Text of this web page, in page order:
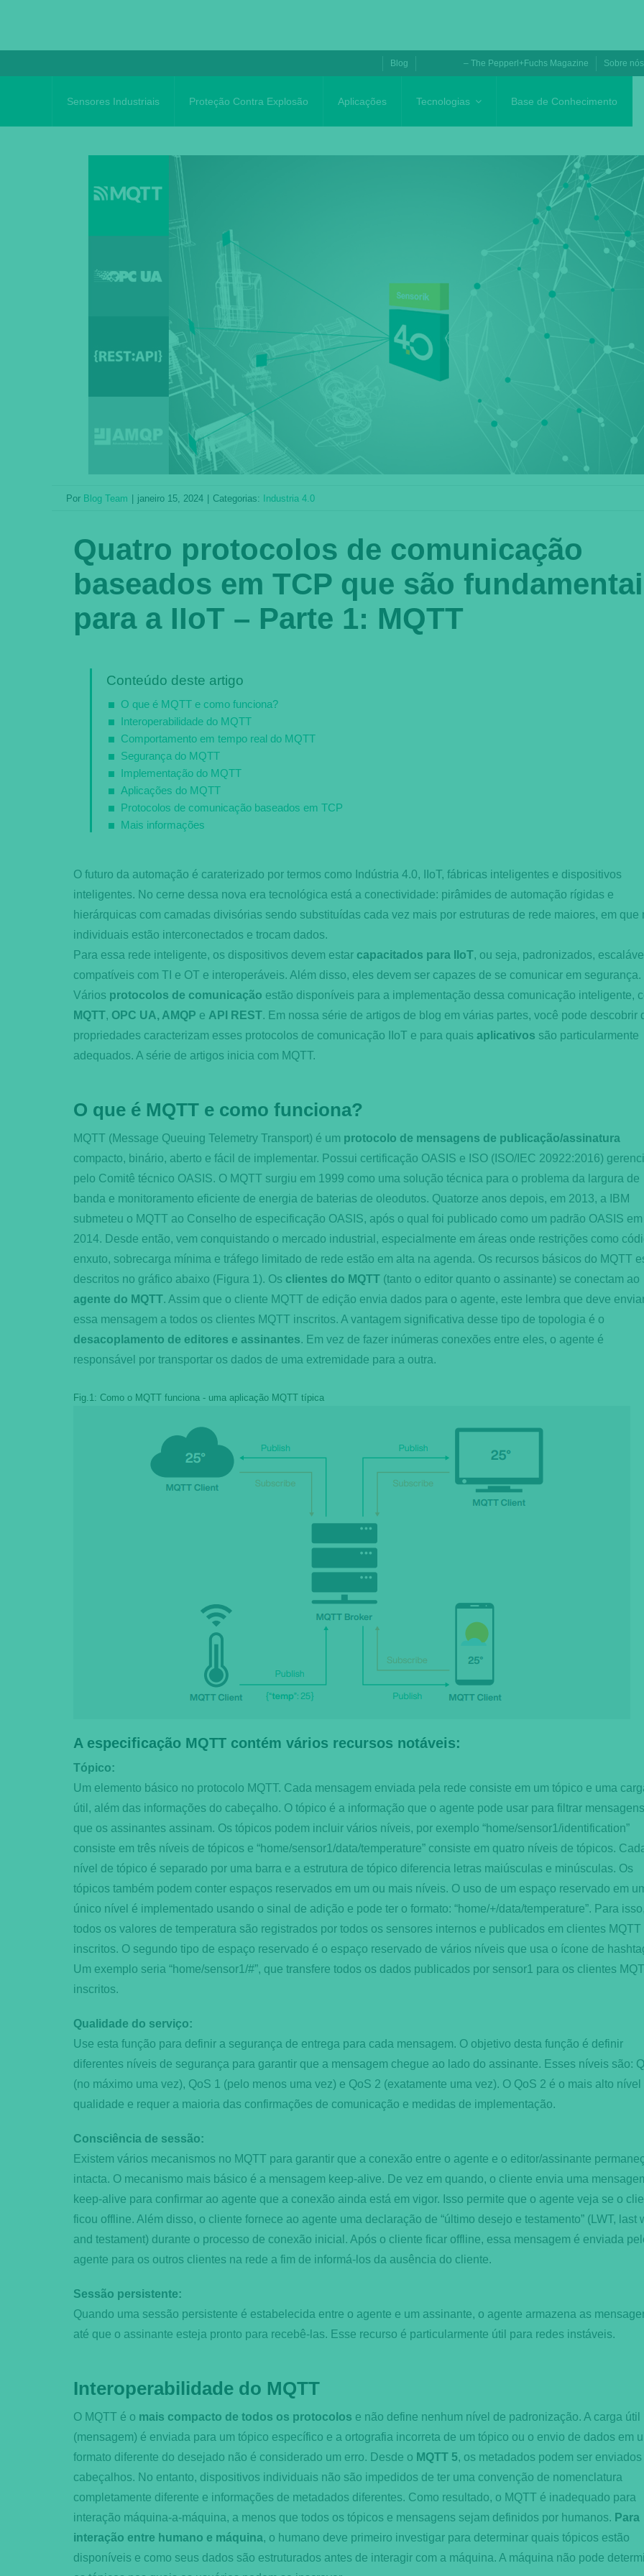
content
Blog – The Pepperl+Fuchs Magazine Sobre nós
Sensores Industriais Proteção Contra Explosão Aplicações Tecnologias Base de Conhecimento
Por Blog Team | janeiro 15, 2024 | Categorias: Industria 4.0
Quatro protocolos de comunicação
baseados em TCP que são
para a IIoT – Parte 1: MQTT
Conteúdo deste artigo
O que é MQTT e como funciona?
Interoperabilidade do MQTT
Comportamento em tempo real do MQTT
Segurança do MQTT
Implementação do MQTT
Aplicações do MQTT
Protocolos de comunicação baseados em TCP
Mais informações
O futuro da automação é caraterizado por termos como Indústria 4.0, IIoT, fábricas inteligentes e dispositivos
inteligentes. No cerne dessa nova era tecnológica está a conectividade: pirâmides de automação rígidas e
hierárquicas com camadas divisórias sendo substituídas cada vez mais por estruturas de rede maiores, em que
individuais estão interconectados e trocam dados.
Para essa rede inteligente, os dispositivos devem estar capacitados para IIoT, ou seja, padronizados,
compatíveis com TI e OT e interoperáveis. Além disso, eles devem ser capazes de se comunicar em segurança.
Vários protocolos de comunicação estão disponíveis para a implementação dessa comunicação inteligente,
MQTT, OPC UA, AMQP e API REST. Em nossa série de artigos de blog em várias partes, você pode descobrir
propriedades caracterizam esses protocolos de comunicação IIoT e para quais aplicativos são particularmente
adequados. A série de artigos inicia com MQTT.
O que é MQTT e como funciona?
MQTT (Message Queuing Telemetry Transport) é um protocolo de mensagens de publicação/assinatura
compacto, binário, aberto e fácil de implementar. Possui certificação OASIS e ISO (ISO/IEC 20922:2016)
pelo Comitê técnico OASIS. O MQTT surgiu em 1999 como uma solução técnica para o problema da largura de
banda e monitoramento eficiente de energia de baterias de oleodutos. Quatorze anos depois, em 2013, a IBM
submeteu o MQTT ao Conselho de especificação OASIS, após o qual foi publicado como um padrão OASIS em
2014. Desde então, vem conquistando o mercado industrial, especialmente em áreas onde restrições como
enxuto, sobrecarga mínima e tráfego limitado de rede estão em alta na agenda. Os recursos básicos do MQTT
descritos no gráfico abaixo (Figura 1). Os clientes do MQTT(tanto o editor quanto o assinante) se conectam ao
agente do MQTT. Assim que o cliente MQTT de edição envia dados para o agente, este lembra que deve
essa mensagem a todos os clientes MQTT inscritos. A vantagem significativa desse tipo de topologia é o
desacoplamento de editores e assinantes. Em vez de fazer inúmeras conexões entre eles, o agente é
responsável por transportar os dados de uma extremidade para a outra.
Fig.1: Como o MQTT funciona - uma aplicação MQTT típica
A especificação MQTT contém vários recursos notáveis:
Tópico:
Um elemento básico no protocolo MQTT. Cada mensagem enviada pela rede consiste em um tópico e uma
útil, além das informações do cabeçalho. O tópico é a informação que o agente pode usar para filtrar
que os assinantes assinam. Os tópicos podem incluir vários níveis, por exemplo “home/sensor1/identification”
consiste em três níveis de tópicos e “home/sensor1/data/temperature” consiste em quatro níveis de tópicos.
nível de tópico é separado por uma barra e a estrutura de tópico diferencia letras maiúsculas e minúsculas. Os
tópicos também podem conter espaços reservados em um ou mais níveis. O uso de um espaço reservado em
único nível é implementado usando o sinal de adição e pode ter o formato: “home/+/data/temperature”. Para
todos os valores de temperatura são registrados por todos os sensores internos e publicados em clientes MQTT
inscritos. O segundo tipo de espaço reservado é o espaço reservado de vários níveis que usa o ícone de
Um exemplo seria “home/sensor1/#”, que transfere todos os dados publicados por sensor1 para os clientes
inscritos.
Qualidade do serviço:
Use esta função para definir a segurança de entrega para cada mensagem. O objetivo desta função é definir
diferentes níveis de segurança para garantir que a mensagem chegue ao lado do assinante. Esses níveis são:
(no máximo uma vez), QoS 1 (pelo menos uma vez) e QoS 2 (exatamente uma vez). O QoS 2 é o mais alto nível
qualidade e requer a maioria das confirmações de comunicação e medidas de implementação.
Consciência de sessão:
Existem vários mecanismos no MQTT para garantir que a conexão entre o agente e o editor/assinante
intacta. O mecanismo mais básico é a mensagem keep-alive. De vez em quando, o cliente envia uma
keep-alive para confirmar ao agente que a conexão ainda está em vigor. Isso permite que o agente veja se o
ficou offline. Além disso, o cliente fornece ao agente uma declaração de “último desejo e testamento” (LWT, last
and testament) durante o processo de conexão inicial. Após o cliente ficar offline, essa mensagem é enviada
agente para os outros clientes na rede a fim de informá-los da ausência do cliente.
Sessão persistente:
Quando uma sessão persistente é estabelecida entre o agente e um assinante, o agente armazena as
até que o assinante esteja pronto para recebê-las. Esse recurso é particularmente útil para redes instáveis.
Interoperabilidade do MQTT
O MQTT é o mais compacto de todos os protocolos e não define nenhum nível de padronização. A carga útil
(mensagem) é enviada para um tópico específico e a ortografia incorreta de um tópico ou o envio de dados em
formato diferente do desejado não é considerado um erro. Desde o MQTT 5, os metadados podem ser
cabeçalhos. No entanto, dispositivos individuais não são impedidos de ter uma convenção de nomenclatura
completamente diferente e informações de metadados diferentes. Como resultado, o MQTT é inadequado para
interação máquina-a-máquina, a menos que todos os tópicos e mensagens sejam definidos por humanos. Para
interação entre humano e máquina, o humano deve primeiro investigar para determinar quais tópicos estão
disponíveis e como seus dados são estruturados antes de interagir com a máquina. A máquina não pode